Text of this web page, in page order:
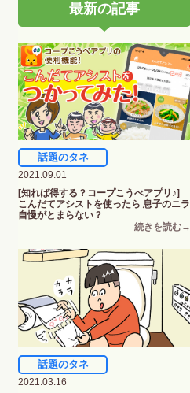
最新の記事
話題のタネ
2021.09.01
[知れば得する？コープこうべアプリ♪]
こんだてアシストを使ったら 息子のニラ
自慢がとまらない？
話題のタネ
2021.03.16